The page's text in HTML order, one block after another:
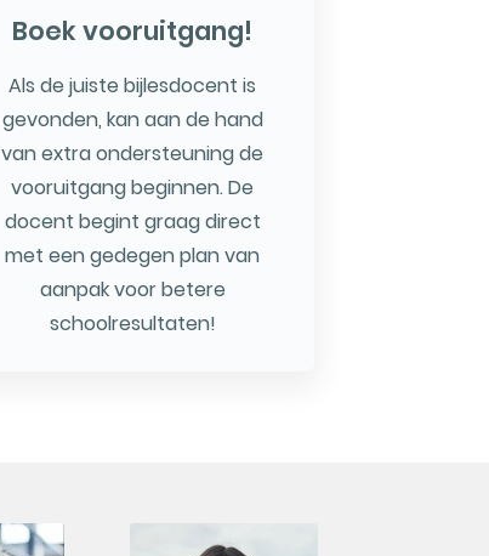
Boek vooruitgang!
Als de juiste bijlesdocent is
gevonden, kan aan de hand
van extra ondersteuning de
vooruitgang beginnen. De
docent begint graag direct
met een gedegen plan van
aanpak voor betere
schoolresultaten!